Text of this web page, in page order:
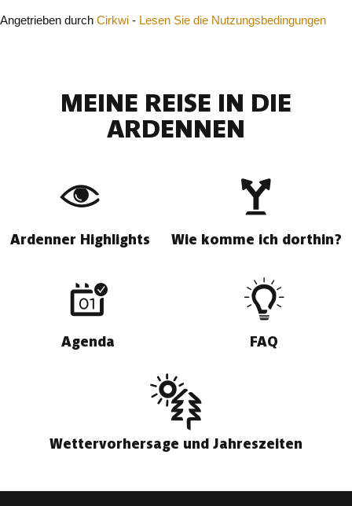
Angetrieben durch Cirkwi - Lesen Sie die Nutzungsbedingungen
MEINE REISE IN DIE
ARDENNEN
Ardenner Highlights Wie komme ich dorthin?
Agenda FAQ
Wettervorhersage und Jahreszeiten